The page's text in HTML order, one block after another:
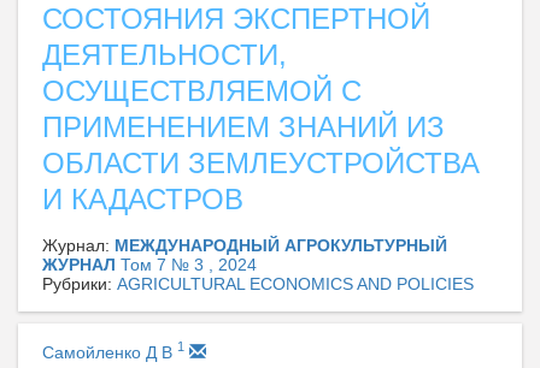
СОСТОЯНИЯ ЭКСПЕРТНОЙ
ДЕЯТЕЛЬНОСТИ,
ОСУЩЕСТВЛЯЕМОЙ С
ПРИМЕНЕНИЕМ ЗНАНИЙ ИЗ
ОБЛАСТИ ЗЕМЛЕУСТРОЙСТВА
И КАДАСТРОВ
Журнал: МЕЖДУНАРОДНЫЙ АГРОКУЛЬТУРНЫЙ
ЖУРНАЛ Том 7 № 3 , 2024
Рубрики: AGRICULTURAL ECONOMICS AND POLICIES
Самойленко Д В 1